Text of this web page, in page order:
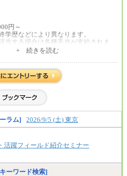
円～
学歴などにより異なります。
当する場合は各種手当が支給されま
により異なります。
当する場合は各種手当が支給されま
与に変更はございません
+ 続きを読む
ラム] 2026/9/5 (土) 東京
活躍フィールド紹介セミナー
ーワード検索]